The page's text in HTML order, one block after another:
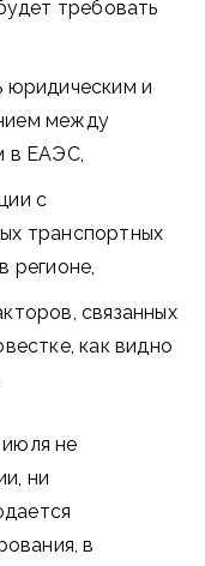
требовать
юридическим и
между
в ЕАЭС,
с
транспортных
регионе,
связанных
как видно
не
ни
в